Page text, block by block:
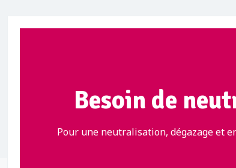
Besoin de
Pour une neutralisation, dégazage et